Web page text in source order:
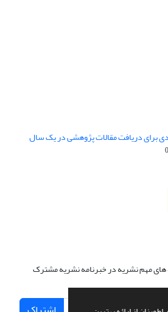
برای دریافت مقالات پژوهشی در یک سال
های مهم نشریه در خبرنامه نشریه مشترک